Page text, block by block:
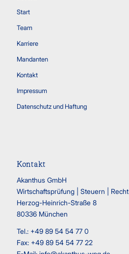
Start
Team
Karriere
Mandanten
Kontakt
Impressum
Datenschutz und Haftung
Kontakt
Akanthus GmbH
Wirtschaftsprüfung | Steuern | Recht
Herzog-Heinrich-Straße 8
80336 München
Tel.: +49 89 54 54 77 0
Fax: +49 89 54 54 77 22